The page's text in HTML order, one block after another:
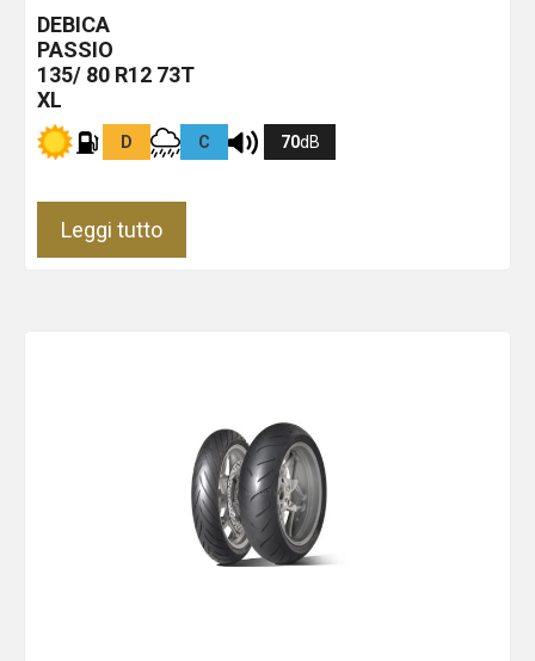
DEBICA
PASSIO
135/ 80 R12 73T
XL
D C 70dB
Leggi tutto